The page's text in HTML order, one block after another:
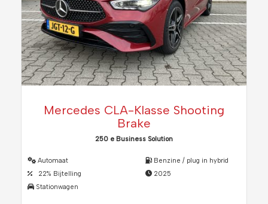
Mercedes CLA-Klasse Shooting
Brake
250 e Business Solution
Automaat
22% Bijtelling
Stationwagen
Benzine / plug in hybrid
2025